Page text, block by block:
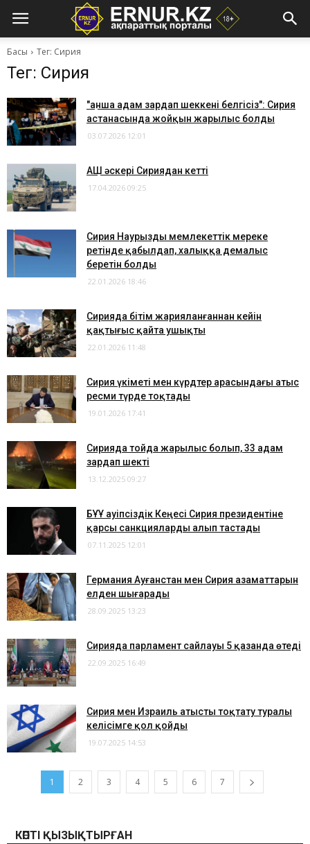
Басы Тег: Сирия
Тег: Сирия
"Қанша адам зардап шеккені белгісіз": Сирия
астанасында жойқын жарылыс болды
03.07.2026 12:01
​АҚШ әскері Сириядан кетті
17.04.2026 09:25
Сирия Наурызды мемлекеттік мереке
ретінде қабылдап, халыққа демалыс
беретін болды
22.01.2026 18:46
Сирияда бітім жарияланғаннан кейін
қақтығыс қайта ушықты
22.01.2026 11:48
Сирия үкіметі мен күрдтер арасындағы атыс
ресми түрде тоқтады
19.01.2026 17:41
Сирияда тойда жарылыс болып, 33 адам
зардап шекті
13.12.2025 09:27
​БҰҰ Қауіпсіздік Кеңесі Сирия президентіне
қарсы санкцияларды алып тастады
07.11.2025 12:01
Германия Ауғанстан мен Сирия азаматтарын
елден шығарады
28.09.2025 13:23
​Сирияда парламент сайлауы 5 қазанда өтеді
22.09.2025 16:49
Сирия мен Израиль атысты тоқтату туралы
келісімге қол қойды
19.07.2025 14:53
1 2 3 4 5 6 7
КӨПТІ ҚЫЗЫҚТЫРҒАН